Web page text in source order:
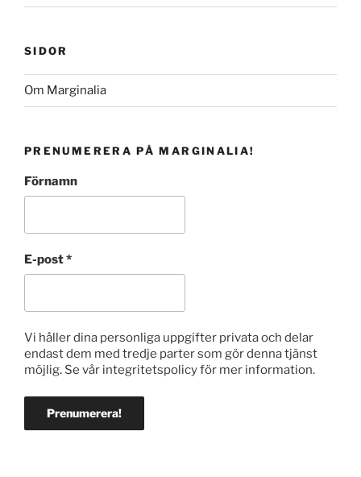
SIDOR
Om Marginalia
PRENUMERERA PÅ MARGINALIA!
Förnamn
E-post*
Vi håller dina personliga uppgifter privata och delar
endast dem med tredje parter som gör denna tjänst
möjlig. Se vår integritetspolicy för mer information.